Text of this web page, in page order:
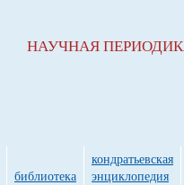
НАУЧНАЯ
библиотека
кондратьевская
энциклопедия